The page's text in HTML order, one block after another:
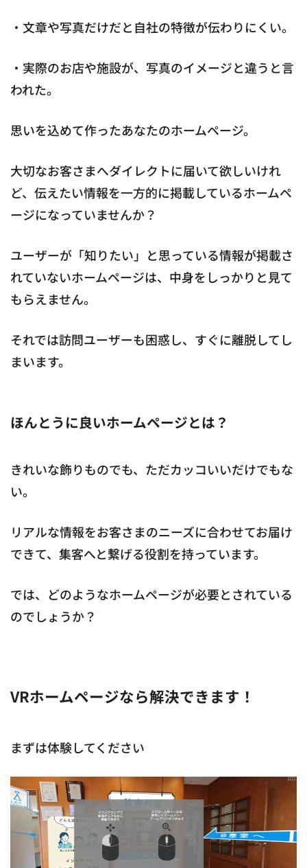
・文章や写真だけだと自社の特徴が伝わりにくい。
・実際のお店や施設が、写真のイメージと違うと言
われた。
思いを込めて作ったあなたのホームページ。
大切なお客さまへダイレクトに届いて欲しいけれ
ど、伝えたい情報を一方的に掲載しているホームペ
ージになっていませんか？
ユーザーが「知りたい」と思っている情報が掲載さ
れていないホームページは、中身をしっかりと見て
もらえません。
それでは訪問ユーザーも困惑し、すぐに離脱してし
まいます。
ほんとうに良いホームページとは？
きれいな飾りものでも、ただカッコいいだけでもな
い。
リアルな情報をお客さまのニーズに合わせてお届け
できて、集客へと繋げる役割を持っています。
では、どのようなホームページが必要とされている
のでしょうか？
VRホームページなら解決できます！
まずは体験してください